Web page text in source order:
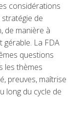
considérations
de
de manière à
La FDA
questions
les thèmes
preuves, maîtrise
long du cycle de